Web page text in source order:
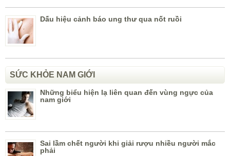
Dấu hiệu cảnh báo ung thư qua nốt ruồi
SỨC KHỎE NAM GIỚI
Những biểu hiện lạ liên quan đến vùng ngực của
nam giới
Sai lầm chết người khi giải rượu nhiều người mắc
phải